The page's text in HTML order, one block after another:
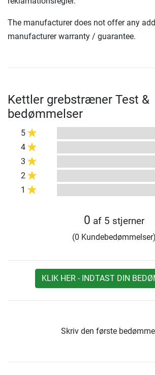
The manufacturer does not offer any
manufacturer warranty / guarantee.
Kettler grebstræner Test &
bedømmelser
5
4
3
2
1
0 af 5 stjerner
(0 Kundebedømmelser)
KLIK HER - INDTAST DIN
Skriv den første